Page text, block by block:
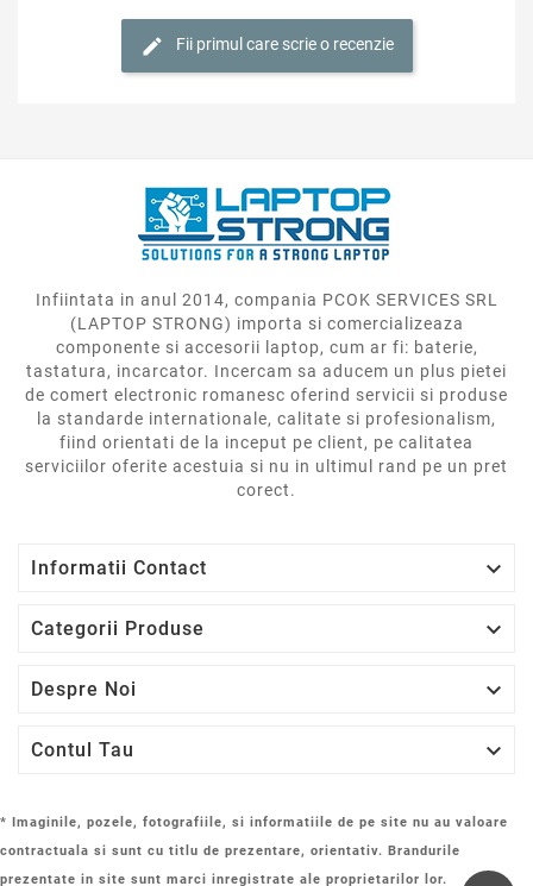
Fii primul care scrie o recenzie
Infiintata in anul 2014, compania PCOK SERVICES SRL
(LAPTOP STRONG) importa si comercializeaza
componente si accesorii laptop, cum ar fi: baterie,
tastatura, incarcator. Incercam sa aducem un plus pietei
de comert electronic romanesc oferind servicii si produse
la standarde internationale, calitate si profesionalism,
fiind orientati de la inceput pe client, pe calitatea
serviciilor oferite acestuia si nu in ultimul rand pe un pret
corect.
Informatii Contact 
Categorii Produse 
Despre Noi 
Contul Tau 
* Imaginile, pozele, fotografiile, si informatiile de pe site nu au valoare
contractuala si sunt cu titlu de prezentare, orientativ. Brandurile
prezentate in site sunt marci inregistrate ale proprietarilor lor.